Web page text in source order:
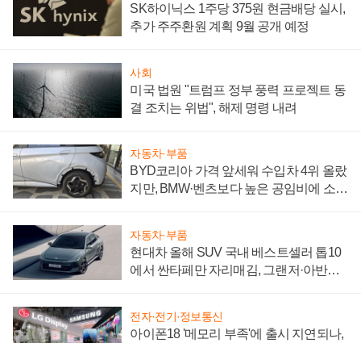
SK하이닉스 1주당 375원 현금배당 실시,
추가 주주환원 계획 9월 공개 예정
사회
미국 법원 "트럼프 정부 풍력 프로젝트 동
결 조치는 위법", 해제 명령 내려
자동차·부품
BYD코리아 가격 앞세워 수입차 4위 올랐
지만, BMW·벤츠보다 높은 공임비에 소비
자동차·부품
현대차 올해 SUV 국내 베스트셀러 톱10
에서 싼타페만 자리매김, 그랜저·아반떼
전자·전기·정보통신
아이폰18 '메모리 부족'에 출시 지연되나,